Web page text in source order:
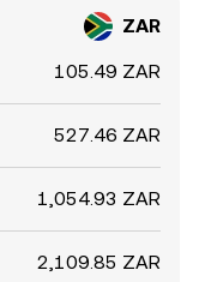
ZAR
105.49 ZAR
527.46 ZAR
1,054.93 ZAR
2,109.85 ZAR